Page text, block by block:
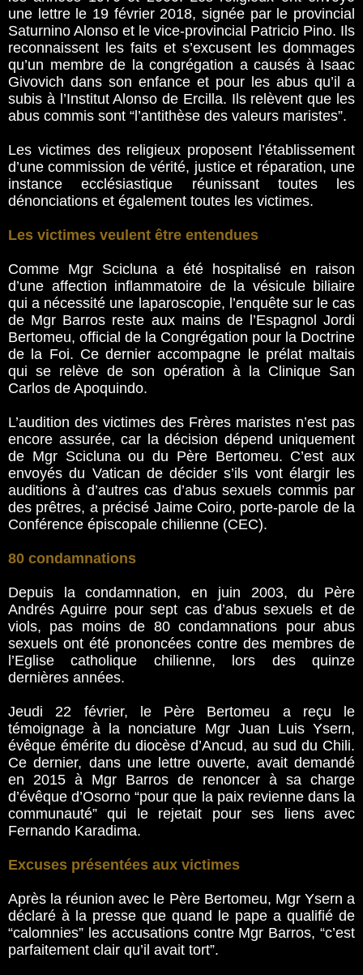
une lettre le 19 février 2018, signée par le provincial
Saturnino Alonso et le vice-provincial Patricio Pino. Ils
reconnaissent les faits et s’excusent les dommages
qu’un membre de la congrégation a causés à Isaac
Givovich dans son enfance et pour les abus qu’il a
subis à l’Institut Alonso de Ercilla. Ils relèvent que les
abus commis sont “l’antithèse des valeurs maristes”.
Les victimes des religieux proposent l’établissement
d’une commission de vérité, justice et réparation, une
instance ecclésiastique réunissant toutes les
dénonciations et également toutes les victimes.
Les victimes veulent être entendues
Comme Mgr Scicluna a été hospitalisé en raison
d’une affection inflammatoire de la vésicule biliaire
qui a nécessité une laparoscopie, l’enquête sur le cas
de Mgr Barros reste aux mains de l’Espagnol Jordi
Bertomeu, official de la Congrégation pour la Doctrine
de la Foi. Ce dernier accompagne le prélat maltais
qui se relève de son opération à la Clinique San
Carlos de Apoquindo.
L’audition des victimes des Frères maristes n’est pas
encore assurée, car la décision dépend uniquement
de Mgr Scicluna ou du Père Bertomeu. C’est aux
envoyés du Vatican de décider s’ils vont élargir les
auditions à d’autres cas d’abus sexuels commis par
des prêtres, a précisé Jaime Coiro, porte-parole de la
Conférence épiscopale chilienne (CEC).
80 condamnations
Depuis la condamnation, en juin 2003, du Père
Andrés Aguirre pour sept cas d’abus sexuels et de
viols, pas moins de 80 condamnations pour abus
sexuels ont été prononcées contre des membres de
l’Eglise catholique chilienne, lors des quinze
dernières années.
Jeudi 22 février, le Père Bertomeu a reçu le
témoignage à la nonciature Mgr Juan Luis Ysern,
évêque émérite du diocèse d’Ancud, au sud du Chili.
Ce dernier, dans une lettre ouverte, avait demandé
en 2015 à Mgr Barros de renoncer à sa charge
d’évêque d’Osorno “pour que la paix revienne dans la
communauté” qui le rejetait pour ses liens avec
Fernando Karadima.
Excuses présentées aux victimes
Après la réunion avec le Père Bertomeu, Mgr Ysern a
déclaré à la presse que quand le pape a qualifié de
“calomnies” les accusations contre Mgr Barros, “c’est
parfaitement clair qu’il avait tort”.